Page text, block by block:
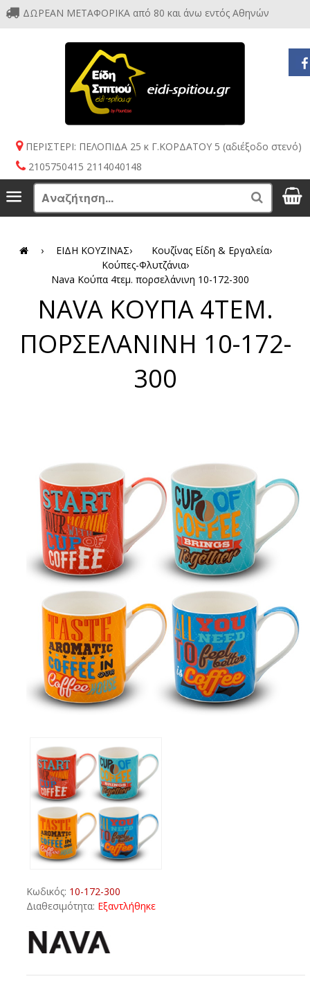
ΔΩΡΕΑΝ ΜΕΤΑΦΟΡΙΚΑ από 80 και άνω εντός Αθηνών
ΠΕΡΙΣΤΕΡΙ: ΠΕΛΟΠΙΔΑ 25 κ Γ.ΚΟΡΔΑΤΟΥ 5 (αδιέξοδο στενό)
2105750415 2114040148
Menu Search
› ΕΙΔΗ ΚΟΥΖΙΝΑΣ› Κουζίνας Είδη & Εργαλεία›
Κούπες-Φλυτζάνια›
Nava Κoύπα 4τεμ. πορσελάνινη 10-172-300
NAVA ΚOΥΠΑ 4ΤΕΜ.
ΠΟΡΣΕΛΑΝΙΝΗ 10-172-
300
Κωδικός: 10-172-300
Διαθεσιμότητα: Εξαντλήθηκε